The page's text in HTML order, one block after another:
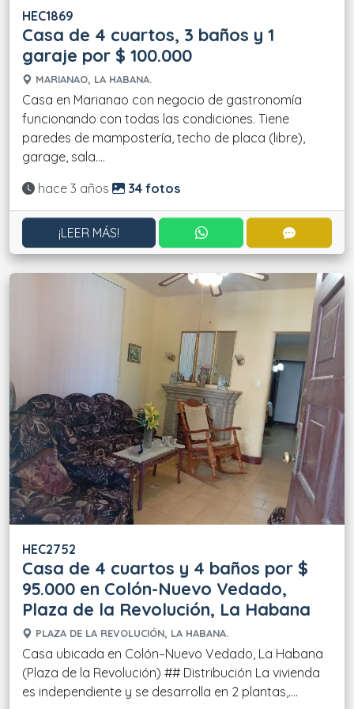
HEC1869
Casa de 4 cuartos, 3 baños y 1
garaje por $ 100.000
MARIANAO, LA HABANA.
Casa en Marianao con negocio de gastronomía
funcionando con todas las condiciones. Tiene
paredes de mampostería, techo de placa (libre),
garage, sala....
Actualizado:
hace 3 años 34 fotos
¡LEER MÁS! CONTACTAR POR
HEC2752
Casa de 4 cuartos y 4 baños por $
95.000 en Colón-Nuevo Vedado,
Plaza de la Revolución, La Habana
PLAZA DE LA REVOLUCIÓN, LA HABANA.
Casa ubicada en Colón–Nuevo Vedado, La Habana
(Plaza de la Revolución) ## Distribución La vivienda
es independiente y se desarrolla en 2 plantas,....